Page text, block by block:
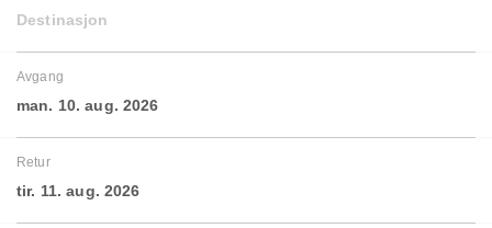
Destinasjon
Avgang
man. 10. aug. 2026
Retur
tir. 11. aug. 2026